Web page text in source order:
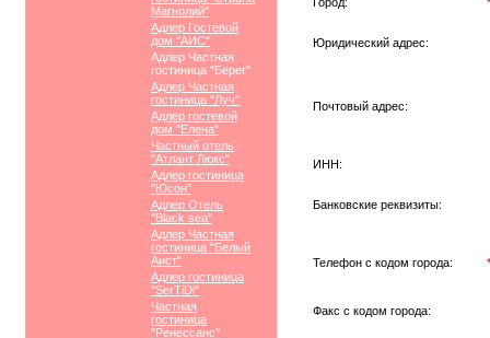
Магнолий"
Адлер Гостевой
дом "АИС"
Адлер Частная
гостиница "Берег"
Адлер Частная
гостиница "Луч"
Адлер гостевой
дом "Елена"
Частный отель
"Атлант Люкс"
Адлер гостиница
"Юсон"
Адлер Отель
"Black sea"
Адлер Частная
гостиница "Белый
Аист"
Адлер гостиница
"SerTiDi"
Частная
гостиница
"Ренессанс"
Юридический адрес:
Почтовый адрес:
ИНН:
Банковские реквизиты:
Телефон с кодом города: *
Факс с кодом города: